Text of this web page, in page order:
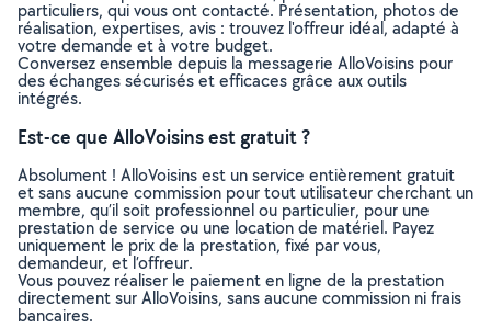
particuliers, qui vous ont contacté. Présentation, photos de
réalisation, expertises, avis : trouvez l'offreur idéal, adapté à
votre demande et à votre budget.
Conversez ensemble depuis la messagerie AlloVoisins pour
des échanges sécurisés et efficaces grâce aux outils
intégrés.
Est-ce que AlloVoisins est gratuit ?
Absolument ! AlloVoisins est un service entièrement gratuit
et sans aucune commission pour tout utilisateur cherchant un
membre, qu’il soit professionnel ou particulier, pour une
prestation de service ou une location de matériel. Payez
uniquement le prix de la prestation, fixé par vous,
demandeur, et l’offreur.
Vous pouvez réaliser le paiement en ligne de la prestation
directement sur AlloVoisins, sans aucune commission ni frais
bancaires.